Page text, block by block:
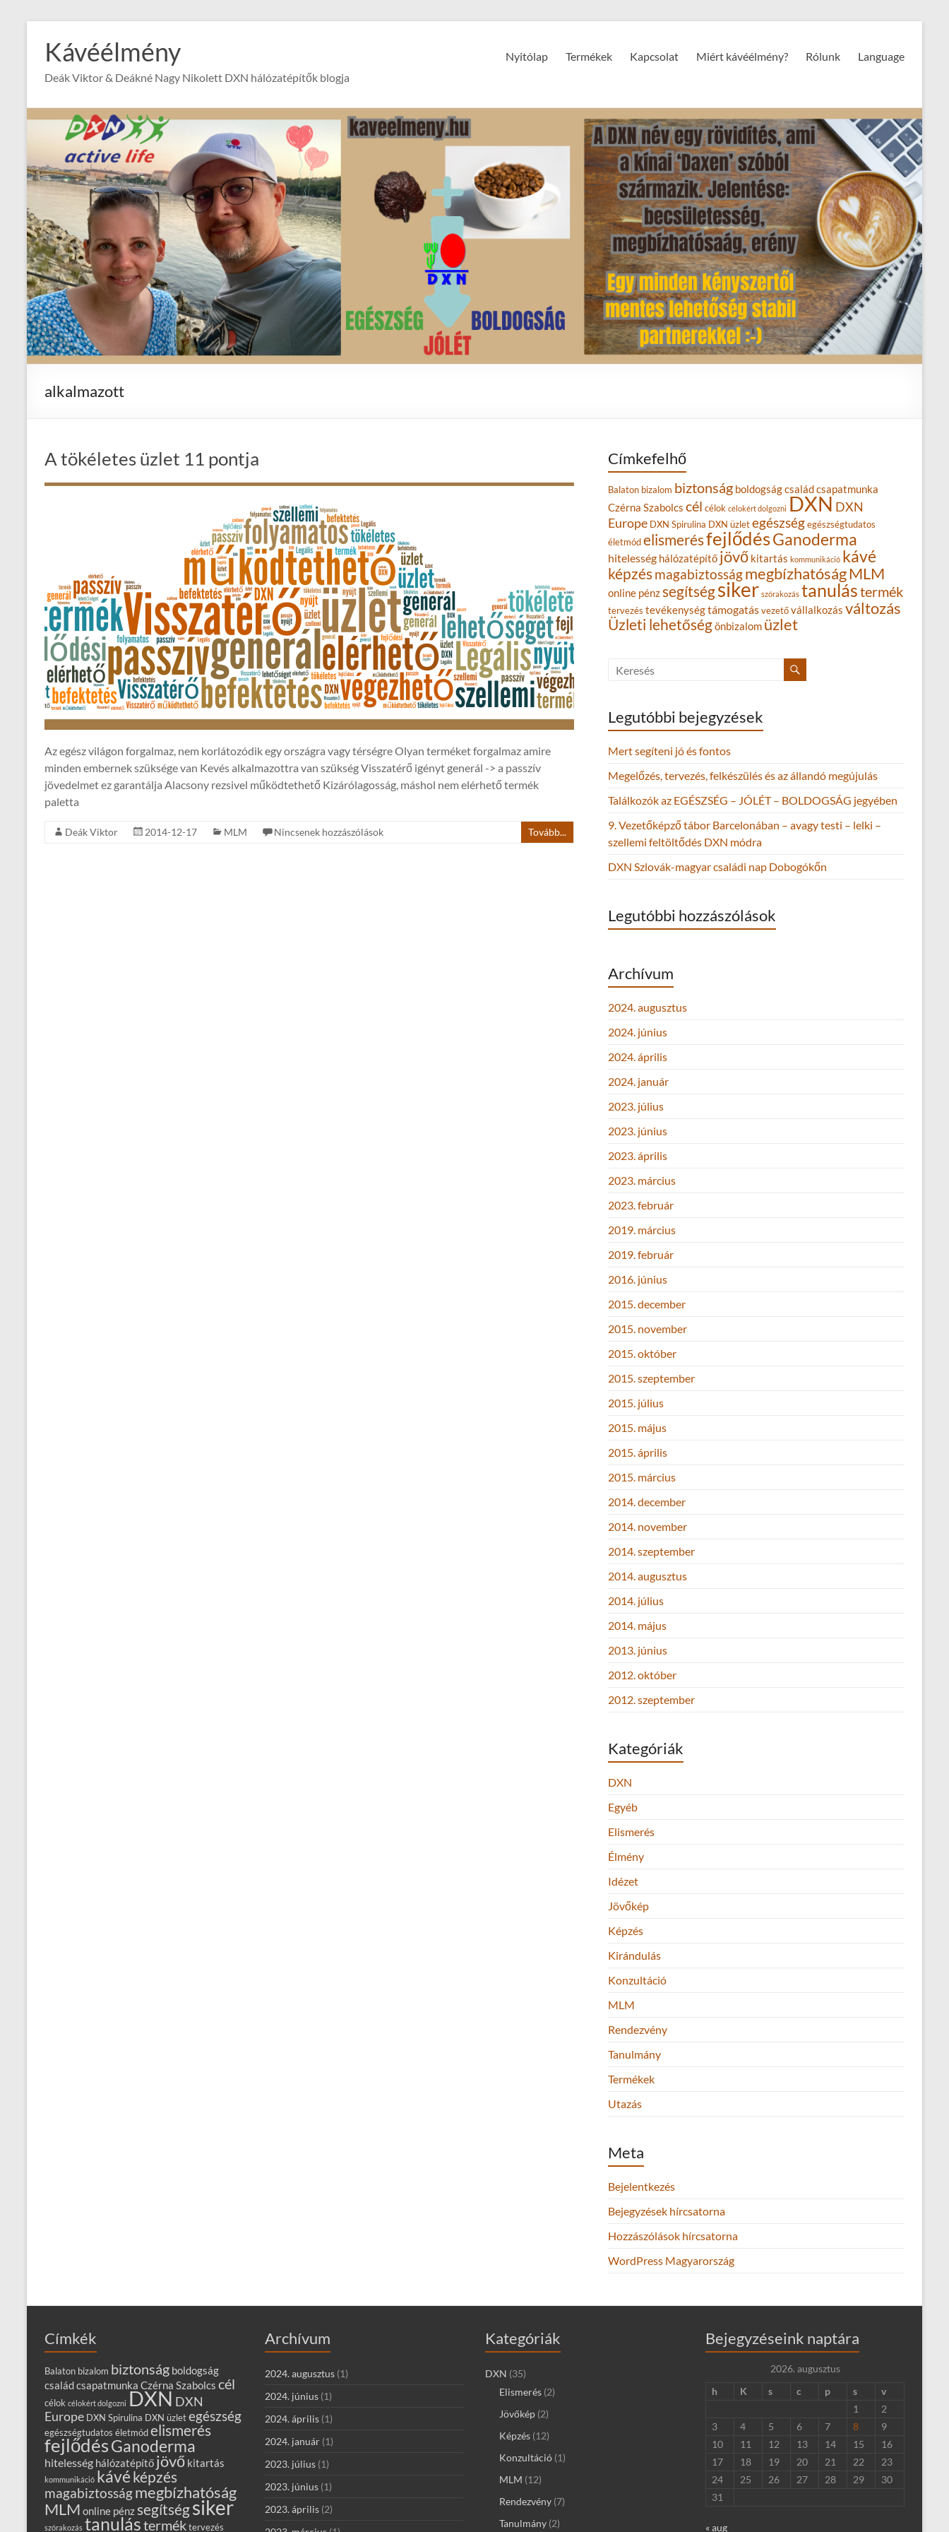
content
Kávéélmény
Deák Viktor & Deákné Nagy Nikolett DXN hálózatépítők blogja
Nyitólap Termékek Kapcsolat Miért kávéélmény? Rólunk Language
alkalmazott
A tökéletes üzlet 11 pontja
Az egész világon forgalmaz, nem korlátozódik egy országra vagy térségre Olyan terméket forgalmaz amire
minden embernek szüksége van Kevés alkalmazottra van szükség Visszatérő igényt generál -> a passzív
jövedelmet ez garantálja Alacsony rezsivel működtethető Kizárólagosság, máshol nem elérhető termék
paletta
Deák Viktor 2014-12-17 MLM Nincsenek hozzászólások Tovább...
Címkefelhő
Balaton bizalom biztonság boldogságcsaládcsapatmunka
Czérna Szabolcs cél célok célokért dolgozni DXNDXN
Europe DXN Spirulina DXN üzletegészségegészségtudatos
életmódelismerésfejlődésGanoderma
hitelesség hálózatépítő jövő kitartás kommunikáció kávé
képzésmagabiztosságmegbízhatóságMLM
online pénzsegítségsiker szórakozás tanulástermék
tervezés tevékenységtámogatásvezetővállalkozás változás
Üzleti lehetőségönbizalom üzlet
Legutóbbi bejegyzések
Mert segíteni jó és fontos
Megelőzés, tervezés, felkészülés és az állandó megújulás
Találkozók az EGÉSZSÉG – JÓLÉT – BOLDOGSÁG jegyében
9. Vezetőképző tábor Barcelonában – avagy testi – lelki –
szellemi feltöltődés DXN módra
DXN Szlovák-magyar családi nap Dobogókőn
Legutóbbi hozzászólások
Archívum
2024. augusztus
2024. június
2024. április
2024. január
2023. július
2023. június
2023. április
2023. március
2023. február
2019. március
2019. február
2016. június
2015. december
2015. november
2015. október
2015. szeptember
2015. július
2015. május
2015. április
2015. március
2014. december
2014. november
2014. szeptember
2014. augusztus
2014. július
2014. május
2013. június
2012. október
2012. szeptember
Kategóriák
DXN
Egyéb
Elismerés
Élmény
Idézet
Jövőkép
Képzés
Kirándulás
Konzultáció
MLM
Rendezvény
Tanulmány
Termékek
Utazás
Meta
Bejelentkezés
Bejegyzések hírcsatorna
Hozzászólások hírcsatorna
WordPress Magyarország
Címkék
Balaton bizalom biztonság boldogság
családcsapatmunka Czérna Szabolcs cél
célok célokért dolgozni DXN DXN
Europe DXN Spirulina DXN üzletegészség
egészségtudatos életmódelismerés
fejlődésGanoderma
hitelesség hálózatépítő jövő kitartás
kommunikáció kávé képzés
magabiztosságmegbízhatóság
MLM online pénz segítségsiker
szórakozás tanulásterméktervezés
Archívum
2024. augusztus (1)
2024. június (1)
2024. április (1)
2024. január (1)
2023. július (1)
2023. június (1)
2023. április (2)
Kategóriák
DXN (35)
Elismerés (2)
Jövőkép (2)
Képzés (12)
Konzultáció (1)
MLM (12)
Rendezvény (7)
Tanulmány (2)
Bejegyzéseink naptára
2026. augusztus
h
K s c p s
v
1
2
3
4 5 6 7 8
9
10
11 12 13 14 15
16
17
18 19 20 21 22
23
24
25 26 27 28 29
30
31
« aug